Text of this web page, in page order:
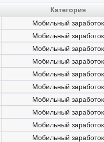
Категория
Мобильный заработок
Мобильный заработок
Мобильный заработок
Мобильный заработок
Мобильный заработок
Мобильный заработок
Мобильный заработок
Мобильный заработок
Мобильный заработок
Мобильный заработок